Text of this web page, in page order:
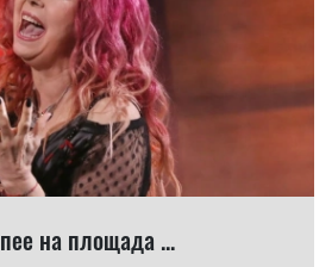
на площада ...